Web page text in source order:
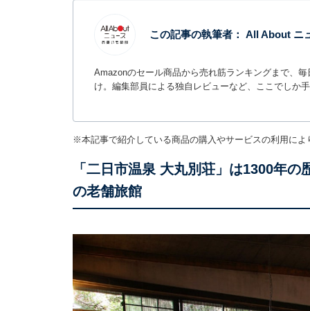
この記事の執筆者： All About ニ
Amazonのセール商品から売れ筋ランキングまで、
け。編集部員による独自レビューなど、ここでしか
※本記事で紹介している商品の購入やサービスの利用に
「二日市温泉 大丸別荘」は1300年
の老舗旅館